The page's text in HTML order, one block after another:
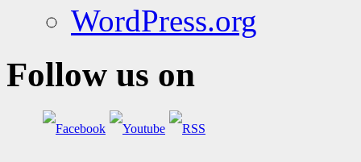
WordPress.org
Follow us on